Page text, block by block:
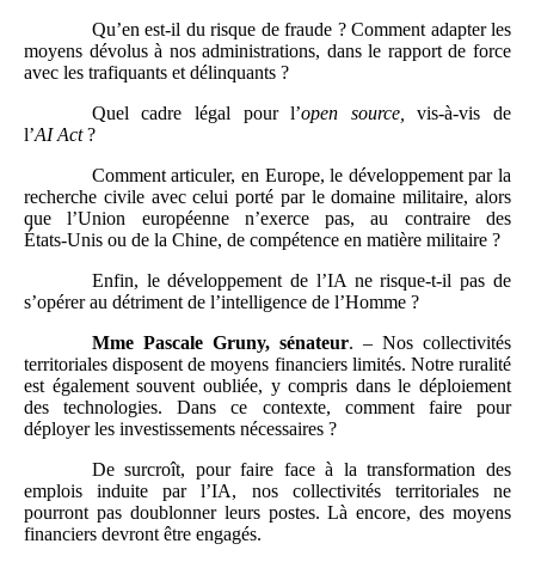
Qu’en est‑il du risque de fraude ? Comment adapter les
moyens dévolus à nos administrations, dans le rapport de force
avec les trafiquants et délinquants ?
Quel cadre légal pour l’open source,vis‑à‑vis de
l’AI Act?
Comment articuler, en Europe, le développement par la
recherche civile avec celui porté par le domaine militaire, alors
que l’Union européenne n’exerce pas, au contraire des
États‑Unis ou de la Chine, de compétence en matière militaire ?
Enfin, le développement de l’IA ne risque‑t‑il pas de
s’opérer au détriment de l’intelligence de l’Homme ?
Mme Pascale Gruny, sénateur. – Nos collectivités
territoriales disposent de moyens financiers limités. Notre ruralité
est également souvent oubliée, y compris dans le déploiement
des technologies. Dans ce contexte, comment faire pour
déployer les investissements nécessaires ?
De surcroît, pour faire face à la transformation des
emplois induite par l’IA, nos collectivités territoriales ne
pourront pas doublonner leurs postes. Là encore, des moyens
financiers devront être engagés.